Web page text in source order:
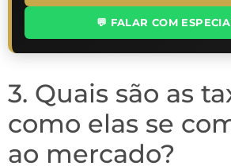
💬 FALAR COM
3. Quais são as
como elas se
ao mercado?